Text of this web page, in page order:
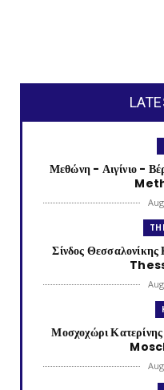
Μεθώνη - Αιγίνιο -
Σίνδος
Μοσχοχώρι